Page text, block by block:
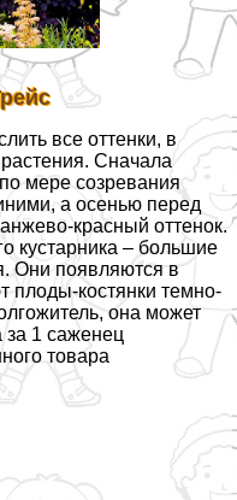
все оттенки, в
Сначала
мере созревания
а осенью перед
красный оттенок.
кустарника – большие
Они появляются в
плоды-костянки темно-
она может
за 1 саженец
товара